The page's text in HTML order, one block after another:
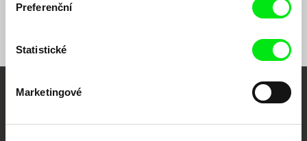
Preferenční
Statistické
Marketingové
dokumentární kino